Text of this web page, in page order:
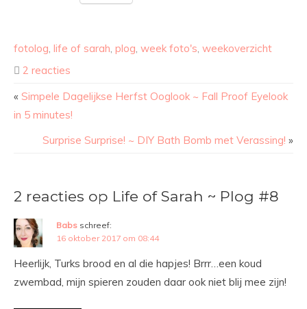
fotolog, life of sarah, plog, week foto's, weekoverzicht
2 reacties
« Simpele Dagelijkse Herfst Ooglook ~ Fall Proof Eyelook
in 5 minutes!
Surprise Surprise! ~ DIY Bath Bomb met Verassing! »
2 reacties op Life of Sarah ~ Plog #8
Babs schreef:
16 oktober 2017 om 08:44
Heerlijk, Turks brood en al die hapjes! Brrr…een koud
zwembad, mijn spieren zouden daar ook niet blij mee zijn!